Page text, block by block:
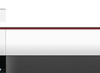
お問い合わせ